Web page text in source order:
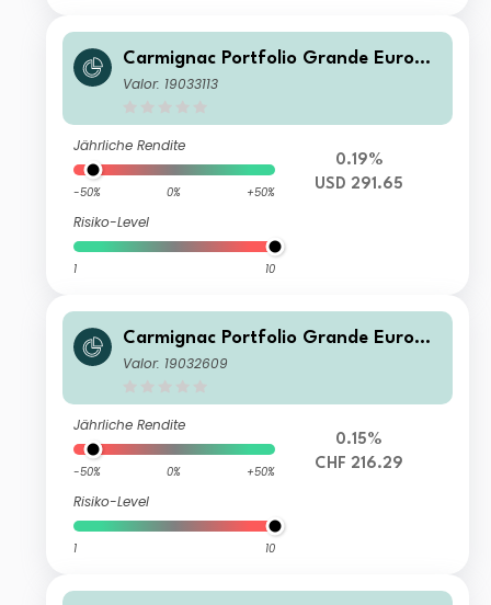
Carmignac Portfolio Grande Europe
A USD Acc Hdg
Valor: 19033113
Jährliche Rendite
-50% 0% +50%
Risiko-Level
1 10
0.19%
USD 291.65
Carmignac Portfolio Grande Europe
A CHF Acc Hdg
Valor: 19032609
Jährliche Rendite
-50% 0% +50%
Risiko-Level
1 10
0.15%
CHF 216.29